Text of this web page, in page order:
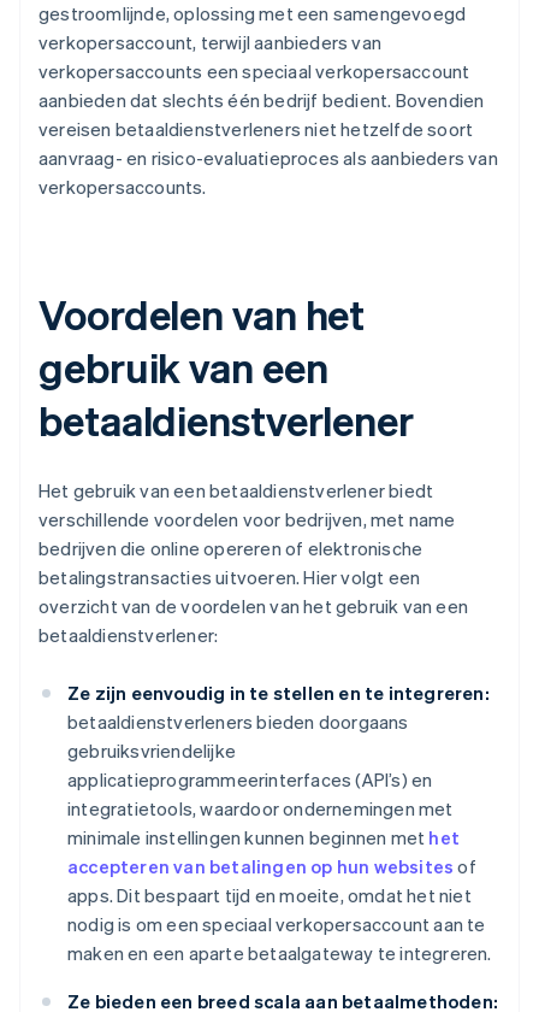
gestroomlijnde, oplossing met een samengevoegd
verkopersaccount, terwijl aanbieders van
verkopersaccounts een speciaal verkopersaccount
aanbieden dat slechts één bedrijf bedient. Bovendien
vereisen betaaldienstverleners niet hetzelfde soort
aanvraag- en risico-evaluatieproces als aanbieders van
verkopersaccounts.
Voordelen van het
gebruik van een
betaaldienstverlener
Het gebruik van een betaaldienstverlener biedt
verschillende voordelen voor bedrijven, met name
bedrijven die online opereren of elektronische
betalingstransacties uitvoeren. Hier volgt een
overzicht van de voordelen van het gebruik van een
betaaldienstverlener:
Ze zijn eenvoudig in te stellen en te integreren:
betaaldienstverleners bieden doorgaans
gebruiksvriendelijke
applicatieprogrammeerinterfaces (API’s) en
integratietools, waardoor ondernemingen met
minimale instellingen kunnen beginnen met het
accepteren van betalingen op hun websites of
apps. Dit bespaart tijd en moeite, omdat het niet
nodig is om een speciaal verkopersaccount aan te
maken en een aparte betaalgateway te integreren.
Ze bieden een breed scala aan betaalmethoden: